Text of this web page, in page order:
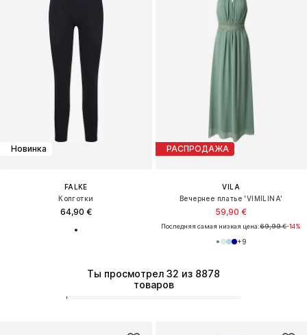
Новинка
FALKE
Колготки
64,90 €
РАСПРОДАЖА
VILA
Вечернее платье 'VIMILINA'
59,90 €
Последняя самая низкая цена:69,99 €-14%
+9
Ты просмотрел 32 из 8878
товаров